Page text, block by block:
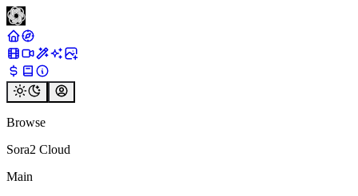
Browse
Sora2 Cloud
Main